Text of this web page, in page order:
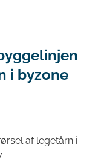
i byzone
af legetårn i